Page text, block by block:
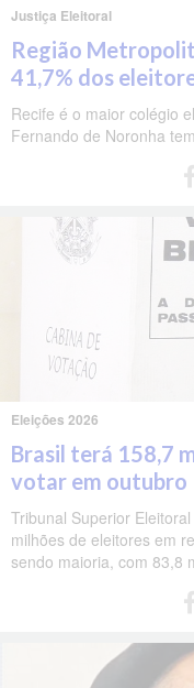
Justiça Eleitoral
Região
41,7% dos
Recife é o maior colégio
Fernando de Noronha
Eleições 2026
Brasil terá 158,7
votar em outubro
Tribunal Superior
milhões de eleitores em
sendo maioria, com 83,8